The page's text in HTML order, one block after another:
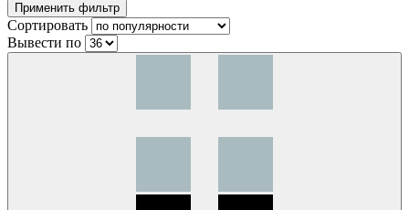
Сортировать
Вывести по